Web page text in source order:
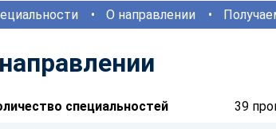
О направлении
специальностей 39